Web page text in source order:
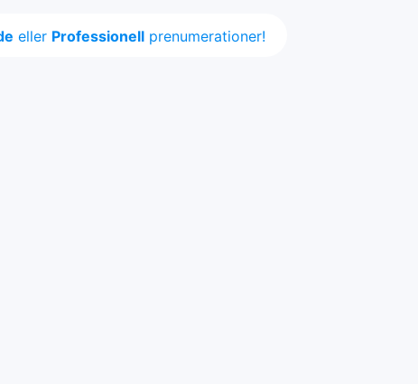
eller Professionellprenumerationer!